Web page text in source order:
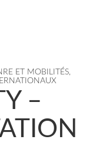
ET MOBILITÉS,
–